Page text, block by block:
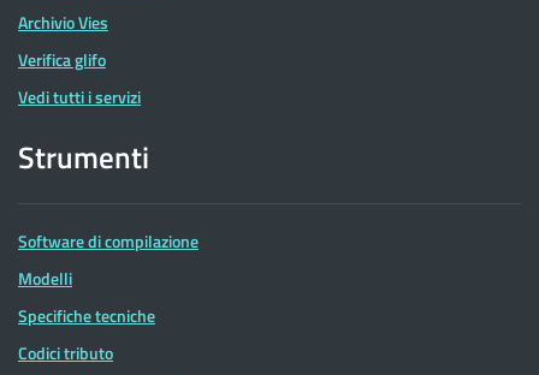
Archivio Vies
Verifica glifo
Vedi tutti i servizi
Strumenti
Software di compilazione
Modelli
Specifiche tecniche
Codici tributo